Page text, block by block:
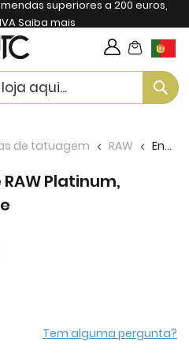
superiores a 200 euros,
Saiba mais
My Cart
de tatuagem RAW Encre de Tatouage RAW Platinum, stérile, coloris : Jade
Platinum,
Tem alguma pergunta?